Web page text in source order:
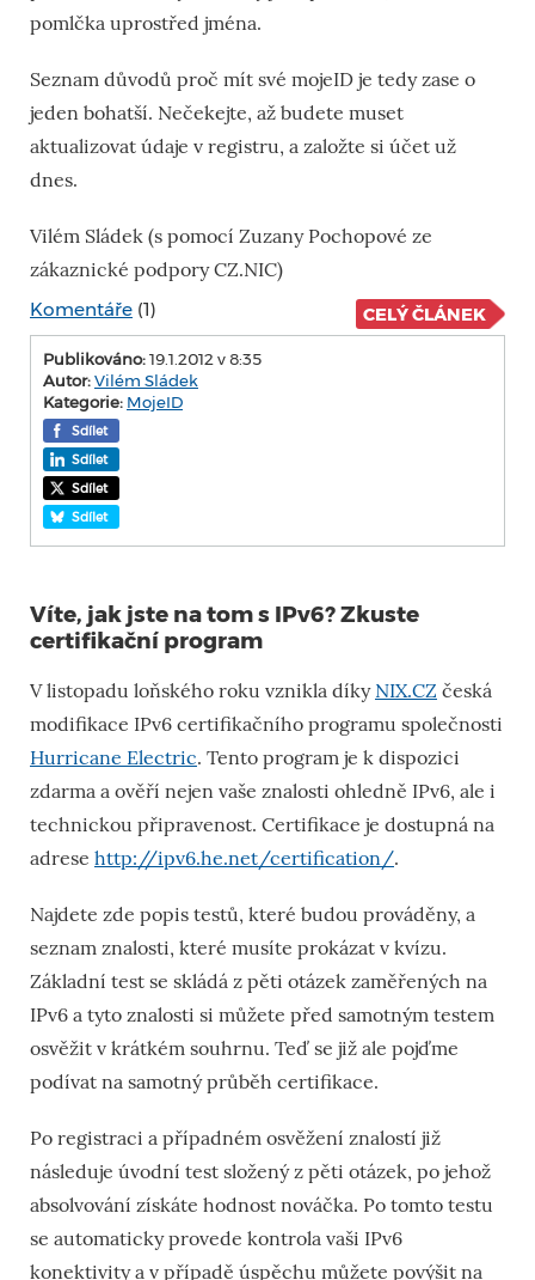
pomlčka uprostřed jména.
Seznam důvodů proč mít své mojeID je tedy zase o
jeden bohatší. Nečekejte, až budete muset
aktualizovat údaje v registru, a založte si účet už
dnes.
Vilém Sládek (s pomocí Zuzany Pochopové ze
zákaznické podpory CZ.NIC)
Komentáře (1) CELÝ ČLÁNEK
Publikováno:19.1.2012 v 8:35
Autor:Vilém Sládek
Kategorie: MojeID
Sdílet
Sdílet
Sdílet
Sdílet
Víte, jak jste na tom s IPv6? Zkuste
certifikační program
V listopadu loňského roku vznikla díky NIX.CZ česká
modifikace IPv6 certifikačního programu společnosti
Hurricane Electric. Tento program je k dispozici
zdarma a ověří nejen vaše znalosti ohledně IPv6, ale i
technickou připravenost. Certifikace je dostupná na
adrese http://ipv6.he.net/certification/.
Najdete zde popis testů, které budou prováděny, a
seznam znalosti, které musíte prokázat v kvízu.
Základní test se skládá z pěti otázek zaměřených na
IPv6 a tyto znalosti si můžete před samotným testem
osvěžit v krátkém souhrnu. Teď se již ale pojďme
podívat na samotný průběh certifikace.
Po registraci a případném osvěžení znalostí již
následuje úvodní test složený z pěti otázek, po jehož
absolvování získáte hodnost nováčka. Po tomto testu
se automaticky provede kontrola vaši IPv6
konektivity a v případě úspěchu můžete povýšit na